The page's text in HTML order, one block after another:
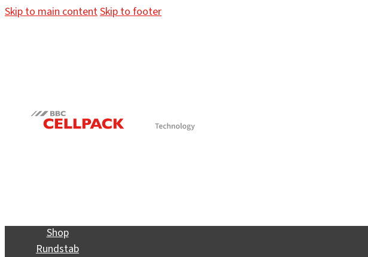
Skip to main contentSkip to footer
Shop
Rundstab